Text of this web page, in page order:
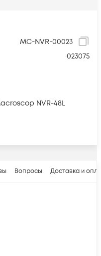
MC-NVR-00023
023075
NVR-48L
Вопросы Доставка и